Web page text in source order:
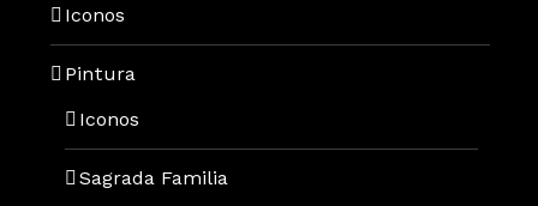
Iconos
Pintura
Iconos
Sagrada Familia